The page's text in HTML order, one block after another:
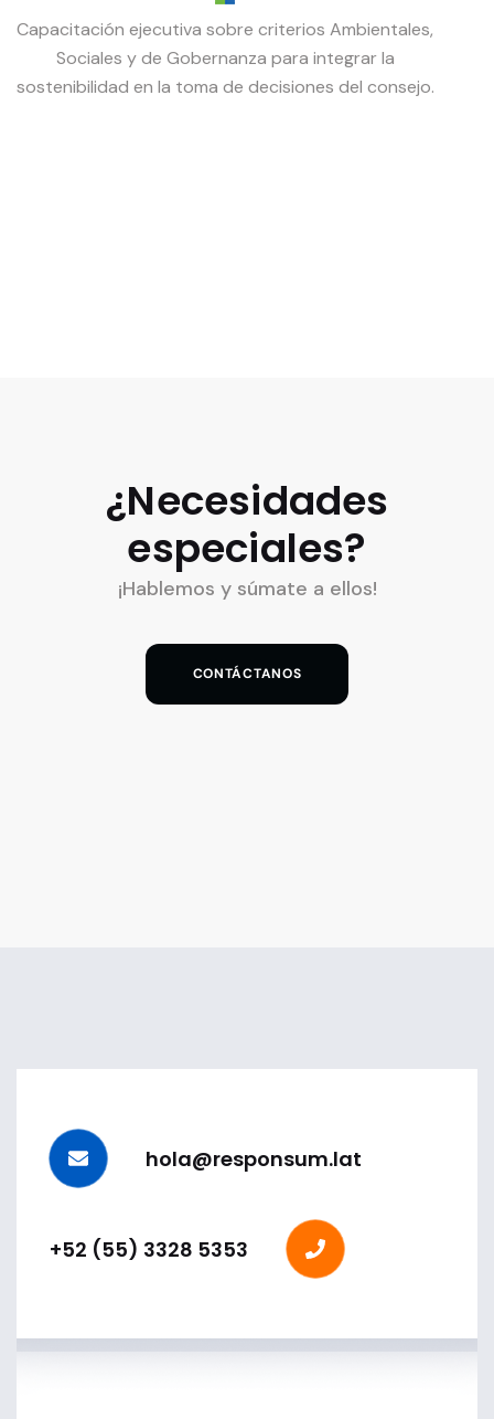
Capacitación ejecutiva sobre criterios Ambientales,
Sociales y de Gobernanza para integrar la
sostenibilidad en la toma de decisiones del consejo.
¿Necesidades
especiales?
¡Hablemos y súmate a ellos!
CONTÁCTANOS
hola@responsum.lat
+52 (55) 3328 5353